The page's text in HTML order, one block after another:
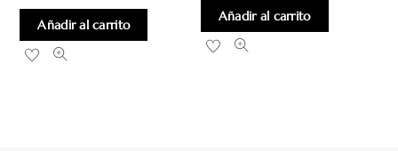
Añadir al carrito
Añadir al carrito